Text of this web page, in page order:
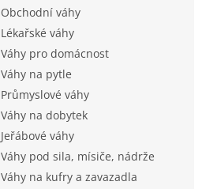
Obchodní váhy
Lékařské váhy
Váhy pro domácnost
Váhy na pytle
Průmyslové váhy
Váhy na dobytek
Jeřábové váhy
Váhy pod sila, mísiče, nádrže
Váhy na kufry a zavazadla